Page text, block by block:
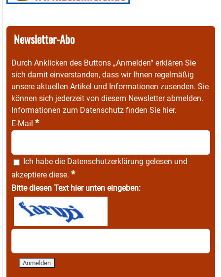
Newsletter-Abo
Durch Anklicken des Buttons „Anmelden“ erklären Sie
sich damit einverstanden, dass wir Ihnen regelmäßig
unsere aktuellen Artikel und Informationen zusenden. Sie
können sich jederzeit von diesem Newsletter abmelden.
Informationen zum Datenschutz finden Sie hier.
E-Mail *
Ich habe die Datenschutzerklärung gelesen und
akzeptiere diese. *
Bitte diesen Text hier unten eingeben: